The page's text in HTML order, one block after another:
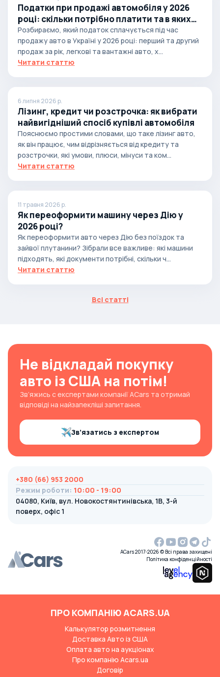
Податки при продажі автомобіля у 2026
році: скільки потрібно платити та в яких
випадках
Розбираємо, який податок сплачується під час
продажу авто в Україні у 2026 році: перший та другий
продаж за рік, легкові та вантажні авто, х...
Читати статтю
6 липня 2026 р.
Лізинг, кредит чи розстрочка: як вибрати
найвигідніший спосіб купівлі автомобіля
Пояснюємо простими словами, що таке лізинг авто,
як він працює, чим відрізняється від кредиту та
розстрочки, які умови, плюси, мінуси та ком...
Читати статтю
11 травня 2026 р.
Як переоформити машину через Дію у
2026 році?
Як переоформити авто через Дію без поїздок та
зайвої плутанини? Зібрали все важливе: які машини
підходять, які документи потрібні, скільки ч...
Читати статтю
Всі статті
Не відкладай покупку
авто із США на потім!
Зв’яжись с експертами компанії ACars та отримай
відповіді на найзапекліші запитання.
Зв’язатись з експертом
+380 (66) 953 2000
Режим роботи: 10:00 - 19:00
04080, Київ, вул. Новокостянтинівська, 1В, 3-й
поверх, офіс 1
ACars 2017-2026 © Всі права захищені
Політика конфіденційності
ПРО КОМПАНІЮ ACARS.UA
Калькулятор розмитнення
Доставка Авто із США
Оплата авто на аукціонах
Про компанію Acars.ua
Договір